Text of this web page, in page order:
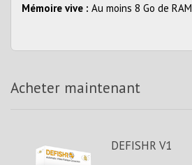
Mémoire vive : Au moins 8 Go de RAM
Acheter maintenant
DEFISHR V1